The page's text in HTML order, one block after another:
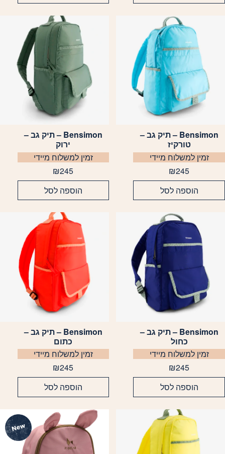
Bensimon – תיק גב –
טורקיז
זמין למשלוח מיידי
₪245
הוספה לסל
Bensimon – תיק גב –
ירוק
זמין למשלוח מיידי
₪245
הוספה לסל
Bensimon – תיק גב –
כחול
זמין למשלוח מיידי
₪245
הוספה לסל
Bensimon – תיק גב –
כתום
זמין למשלוח מיידי
₪245
הוספה לסל